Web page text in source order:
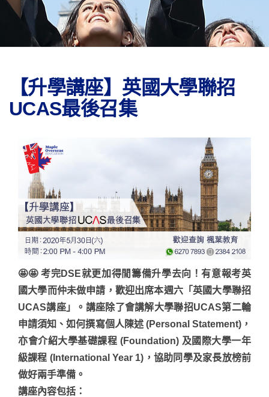
【升學講座】英國大學聯招
UCAS最後召集
🤩🤩 考完DSE就更加得閒籌備升學去向！有意報考英
國大學而仲未做申請，歡迎出席本週六「英國大學聯招
UCAS講座」。講座除了會講解大學聯招UCAS第二輪
申請須知、如何撰寫個人陳述 (Personal Statement)，
亦會介紹大學基礎課程 (Foundation) 及國際大學一年
級課程 (International Year 1)，協助同學及家長放榜前
做好兩手準備。
講座內容包括：